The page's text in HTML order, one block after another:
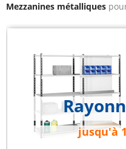
Mezzanines métalliques
jusqu'à